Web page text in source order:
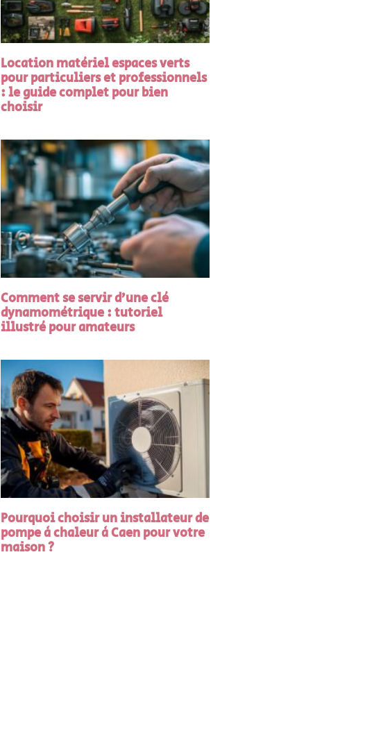
Location matériel espaces verts
pour particuliers et professionnels
: le guide complet pour bien
choisir
Comment se servir d’une clé
dynamométrique : tutoriel
illustré pour amateurs
Pourquoi choisir un installateur de
pompe à chaleur à Caen pour votre
maison ?